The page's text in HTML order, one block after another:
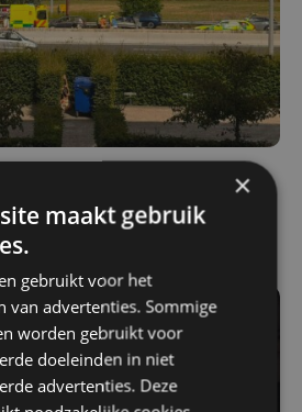
in Izegem: drie rijstroken
×
maakt gebruik
gebruikt voor het
van advertenties. Sommige
worden gebruikt voor
doeleinden in niet
advertenties. Deze